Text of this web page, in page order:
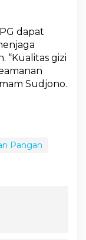
dapat
“Kualitas gizi
Sudjono.
Pangan